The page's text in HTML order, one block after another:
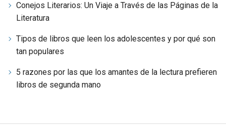
Conejos Literarios: Un Viaje a Través de las Páginas de la
Literatura
Tipos de libros que leen los adolescentes y por qué son
tan populares
5 razones por las que los amantes de la lectura prefieren
libros de segunda mano